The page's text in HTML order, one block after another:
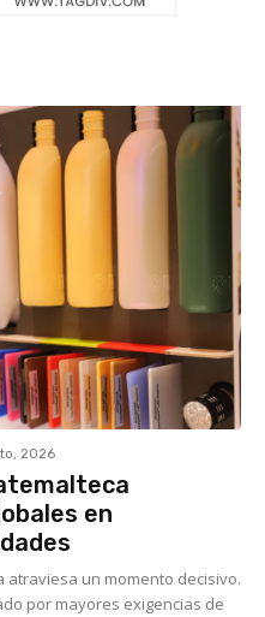
2026
en
atraviesa un momento decisivo.
por mayores exigencias de